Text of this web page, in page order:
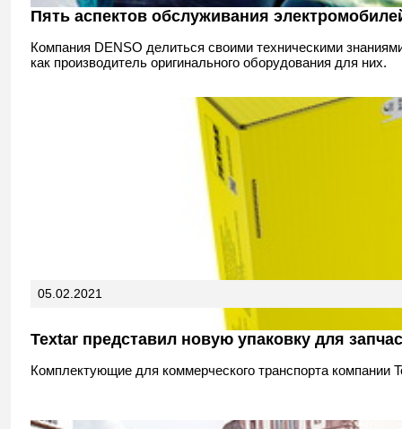
Пять аспектов обслуживания
Компания DENSO делиться своими техническими
как производитель оригинального оборудования для них.
05.02.2021
Textar представил новую упаковку для
Комплектующие для коммерческого транспорта компании